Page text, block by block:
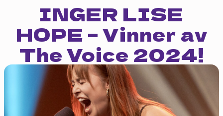
INGER LISE
HOPE – Vinner av
The Voice 2024!